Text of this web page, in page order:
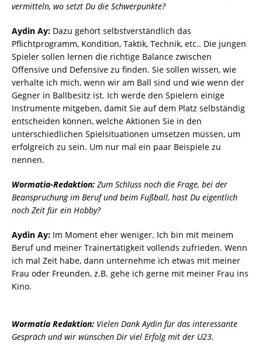
vermitteln, wo setzt Du die Schwerpunkte?
Aydin Ay: Dazu gehört selbstverständlich das
Pflichtprogramm, Kondition, Taktik, Technik, etc.. Die jungen
Spieler sollen lernen die richtige Balance zwischen
Offensive und Defensive zu finden. Sie sollen wissen, wie
verhalte ich mich, wenn wir am Ball sind und wie wenn der
Gegner in Ballbesitz ist. Ich werde den Spielern einige
Instrumente mitgeben, damit Sie auf dem Platz selbständig
entscheiden können, welche Aktionen Sie in den
unterschiedlichen Spielsituationen umsetzen müssen, um
erfolgreich zu sein. Um nur mal ein paar Beispiele zu
nennen.
Wormatia-Redaktion: Zum Schluss noch die Frage, bei der
Beanspruchung im Beruf und beim Fußball, hast Du eigentlich
noch Zeit für ein Hobby?
Aydin Ay: Im Moment eher weniger. Ich bin mit meinem
Beruf und meiner Trainertätigkeit vollends zufrieden. Wenn
ich mal Zeit habe, dann unternehme ich etwas mit meiner
Frau oder Freunden, z.B. gehe ich gerne mit meiner Frau ins
Kino.
Wormatia Redaktion: Vielen Dank Aydin für das interessante
Gespräch und wir wünschen Dir viel Erfolg mit der U23.